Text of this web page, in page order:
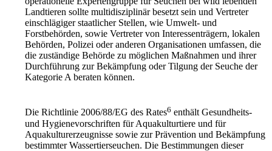
Landtieren sollte multidisziplinär besetzt sein und Vertreter
einschlägiger staatlicher Stellen, wie Umwelt- und
Forstbehörden, sowie Vertreter von Interessenträgern, lokalen
Behörden, Polizei oder anderen Organisationen umfassen, die
die zuständige Behörde zu möglichen Maßnahmen und ihrer
Durchführung zur Bekämpfung oder Tilgung der Seuche der
Kategorie A beraten können.
Die Richtlinie 2006/88/EG des Rates6 enthält Gesundheits-
und Hygienevorschriften für Aquakulturtiere und für
Aquakulturerzeugnisse sowie zur Prävention und Bekämpfung
bestimmter Wassertierseuchen. Die Bestimmungen dieser